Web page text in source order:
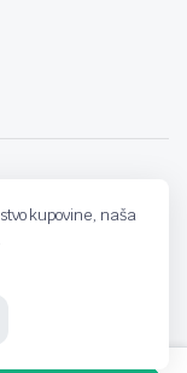
kupovine, naša